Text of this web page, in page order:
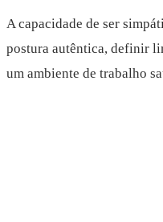
A capacidade de ser
postura autêntica, definir
um ambiente de trabalho